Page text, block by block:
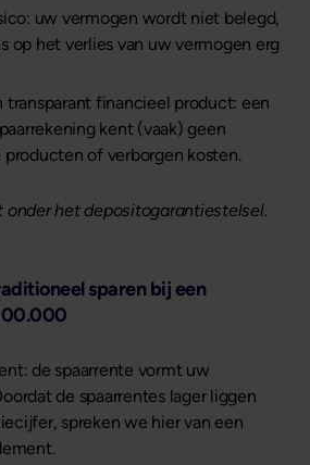
uw vermogen wordt niet belegd,
op het verlies van uw vermogen erg
transparant financieel product: een
kent (vaak) geen
of verborgen kosten.
onder het depositogarantiestelsel.
sparen bij een
de spaarrente vormt uw
de spaarrentes lager liggen
spreken we hier van een